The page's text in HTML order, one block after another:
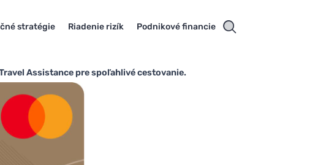
stratégie Riadenie rizík Podnikové financie
Assistance pre spoľahlivé cestovanie.